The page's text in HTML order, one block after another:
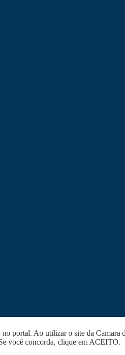
portal. Ao utilizar o site da
você concorda, clique em ACEITO.